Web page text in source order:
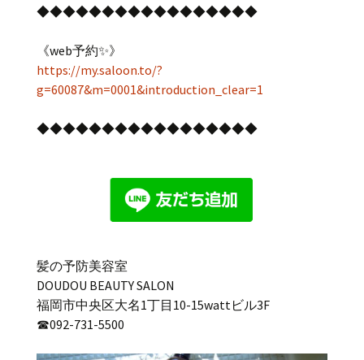
◆◆◆◆◆◆◆◆◆◆◆◆◆◆◆◆◆
《web予約✨》
https://my.saloon.to/?
g=60087&m=0001&introduction_clear=1
◆◆◆◆◆◆◆◆◆◆◆◆◆◆◆◆◆
髪の予防美容室
DOUDOU BEAUTY SALON
福岡市中央区大名1丁目10-15wattビル3F
☎︎092-731-5500